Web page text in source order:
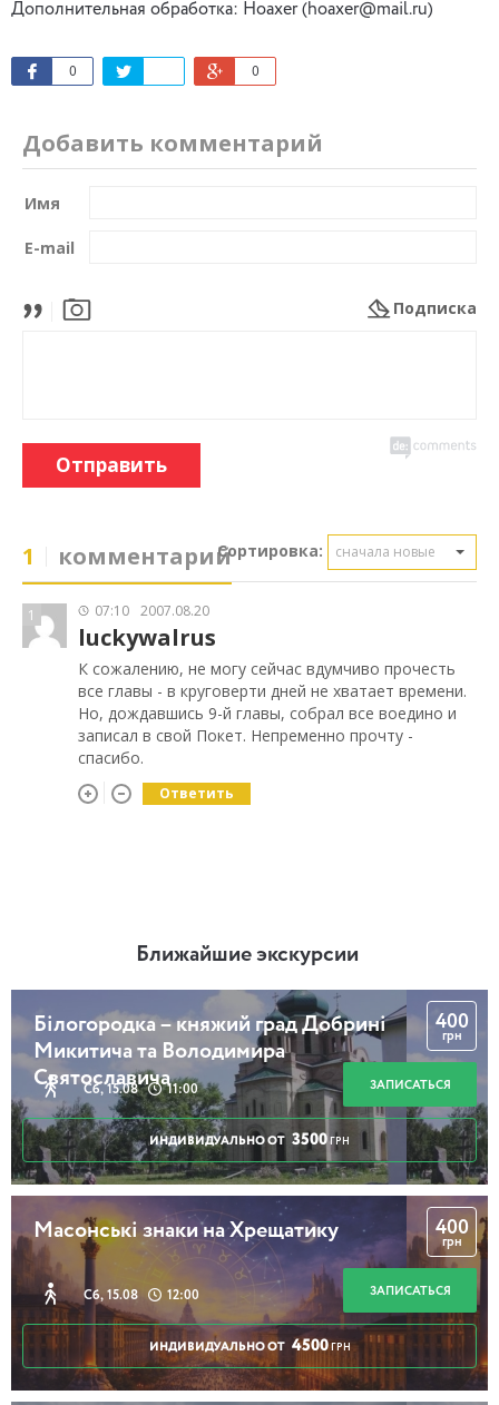
Дополнительная обработка: Hoaхer(hoaxer@mail.ru)
0 0
Добавить комментарий
Имя
E-mail
Подписка
Отправить
1 комментарийСортировка: сначала новые
1 07:10 2007.08.20
luckywalrus
К сожалению, не могу сейчас вдумчиво прочесть
все главы - в круговерти дней не хватает времени.
Но, дождавшись 9-й главы, собрал все воедино и
записал в свой Покет. Непременно прочту -
спасибо.
Ответить
Ближайшие экскурсии
Білогородка – княжий град Добрині
Микитича та Володимира
Святославича
Сб, 15.08 11:00
400
грн
ЗАПИСАТЬСЯ
ИНДИВИДУАЛЬНО ОТ 3500 ГРН
Масонські знаки на Хрещатику
Сб, 15.08 12:00
400
грн
ЗАПИСАТЬСЯ
ИНДИВИДУАЛЬНО ОТ 4500 ГРН